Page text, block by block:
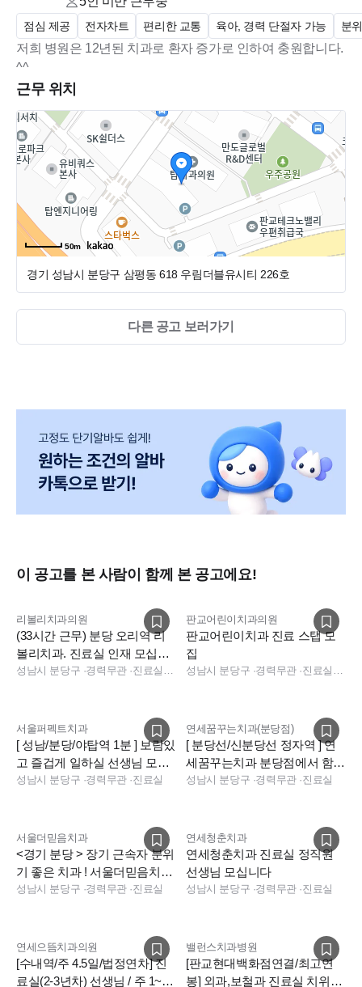
점심 제공 전자차트 편리한 교통 육아, 경력 단절자 가능 분
저희 병원은 12년된 치과로 환자 증가로 인하여 충원합니다.
^^
근무 위치
50m
경기 성남시 분당구 삼평동 618 우림더블유시티 226호
다른 공고 보러가기
이 공고를 본 사람이 함께 본 공고에요!
리볼리치과의원
(33시간 근무) 분당 오리역 리
볼리치과. 진료실 인재 모십니
다.
성남시 분당구 ·경력무관· 진료실, 진료실
판교어린이치과의원
판교어린이치과 진료 스탭 모
집
성남시 분당구 ·경력무관· 진료실, 진료실
서울퍼펙트치과
[ 성남/분당/야탑역 1분 ] 보람있
고 즐겁게 일하실 선생님 모십
니다
성남시 분당구 ·경력무관·진료실
연세꿈꾸는치과(분당점)
[ 분당선/신분당선 정자역 ] 연
세꿈꾸는치과 분당점에서 함께
할 소중한 분들을 모십니다!
성남시 분당구 ·경력무관·진료실
서울더믿음치과
<경기 분당 > 장기 근속자 분위
기 좋은 치과 ! 서울더믿음치과
진료실 선생님 모십니다.
성남시 분당구 ·경력무관·진료실
연세청춘치과
연세청춘치과 진료실 정직원
선생님 모십니다
성남시 분당구 ·경력무관·진료실
연세으뜸치과의원
[수내역/주 4.5일/법정연차] 진
료실(2-3년차) 선생님 / 주 1~3
밸런스치과병원
[판교현대백화점연결/최고연
봉] 외과,보철과 진료실 치위생